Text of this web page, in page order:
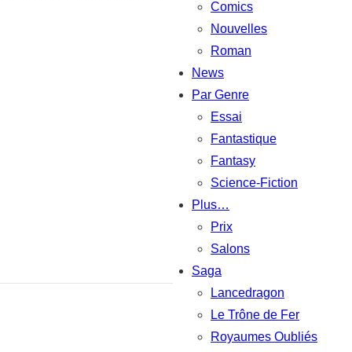
Comics
Nouvelles
Roman
News
Par Genre
Essai
Fantastique
Fantasy
Science-Fiction
Plus…
Prix
Salons
Saga
Lancedragon
Le Trône de Fer
Royaumes Oubliés